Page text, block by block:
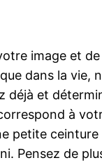
image et
dans la vie,
et
à
petite
Pensez de